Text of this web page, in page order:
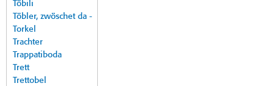
Töbili
Töbler, zwöschet da -
Torkel
Trachter
Trappatiboda
Trett
Trettobel